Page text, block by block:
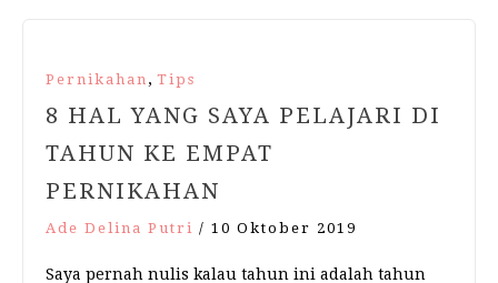
Pernikahan , Tips
8 HAL YANG SAYA PELAJARI DI
TAHUN KE EMPAT
PERNIKAHAN
Ade Delina Putri / 10 Oktober 2019
Saya pernah nulis kalau tahun ini adalah tahun